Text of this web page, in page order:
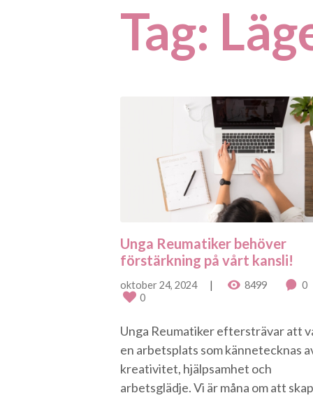
Tag:
Unga Reumatiker behöver
förstärkning på vårt kansli!
oktober 24, 2024 8499
0
0
Unga Reumatiker eftersträvar att
en arbetsplats som kännetecknas
kreativitet, hjälpsamhet och
arbetsglädje. Vi är måna om att